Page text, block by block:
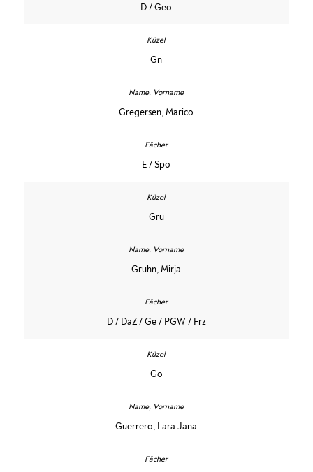
D / Geo
Gn
Gregersen, Marico
E / Spo
Gru
Gruhn, Mirja
D / DaZ / Ge / PGW / Frz
Go
Guerrero, Lara Jana